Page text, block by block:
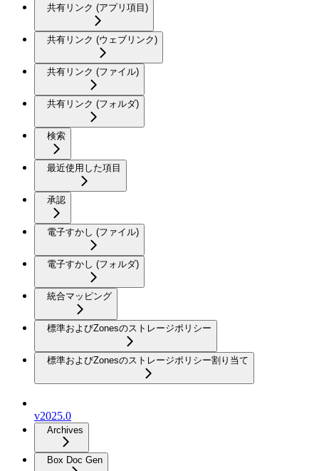
共有リンク (アプリ項目)
共有リンク (ウェブリンク)
共有リンク (ファイル)
共有リンク (フォルダ)
検索
最近使用した項目
承認
電子すかし (ファイル)
電子すかし (フォルダ)
統合マッピング
標準およびZonesのストレージポリシー
標準およびZonesのストレージポリシー割り当て
v2025.0
Archives
Box Doc Gen